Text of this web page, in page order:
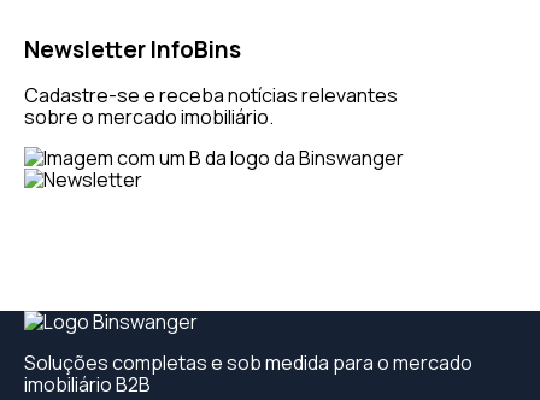
Newsletter InfoBins
Cadastre-se e receba notícias relevantes
sobre o mercado imobiliário.
Soluções completas e sob medida para o mercado
imobiliário B2B